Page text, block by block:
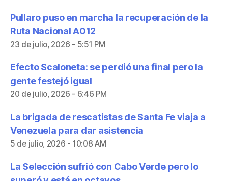
Pullaro puso en marcha la recuperación de la
Ruta Nacional A012
23 de julio, 2026 - 5:51 PM
Efecto Scaloneta: se perdió una final pero la
gente festejó igual
20 de julio, 2026 - 6:46 PM
La brigada de rescatistas de Santa Fe viaja a
Venezuela para dar asistencia
5 de julio, 2026 - 10:08 AM
La Selección sufrió con Cabo Verde pero lo